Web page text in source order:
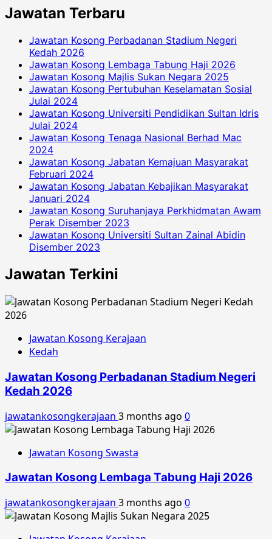
Jawatan Terbaru
Jawatan Kosong Perbadanan Stadium Negeri
Kedah 2026
Jawatan Kosong Lembaga Tabung Haji 2026
Jawatan Kosong Majlis Sukan Negara 2025
Jawatan Kosong Pertubuhan Keselamatan Sosial
Julai 2024
Jawatan Kosong Universiti Pendidikan Sultan Idris
Julai 2024
Jawatan Kosong Tenaga Nasional Berhad Mac
2024
Jawatan Kosong Jabatan Kemajuan Masyarakat
Februari 2024
Jawatan Kosong Jabatan Kebajikan Masyarakat
Januari 2024
Jawatan Kosong Suruhanjaya Perkhidmatan Awam
Perak Disember 2023
Jawatan Kosong Universiti Sultan Zainal Abidin
Disember 2023
Jawatan Terkini
Jawatan Kosong Kerajaan
Kedah
Jawatan Kosong Perbadanan Stadium Negeri
Kedah 2026
jawatankosongkerajaan 3 months ago 0
Jawatan Kosong Swasta
Jawatan Kosong Lembaga Tabung Haji 2026
jawatankosongkerajaan 3 months ago 0